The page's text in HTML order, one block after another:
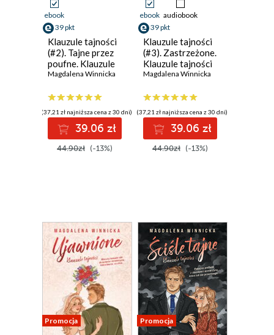
ebook
39 pkt
Klauzule tajności
(#2). Tajne przez
poufne. Klauzule
tajności
Magdalena Winnicka
(37,21 zł najniższa cena z 30 dni)
39.06 zł
44.90zł (-13%)
ebook audiobook
39 pkt
Klauzule tajności
(#3). Zastrzeżone.
Klauzule tajności
Magdalena Winnicka
(37,21 zł najniższa cena z 30 dni)
39.06 zł
44.90zł (-13%)
Promocja Promocja